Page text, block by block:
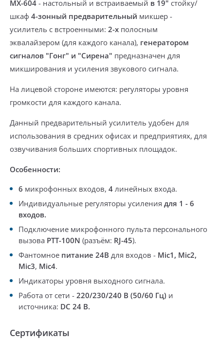
MX-604 - настольный и встраиваемый в 19" стойку/
шкаф 4-зонный предварительный микшер -
усилитель с встроенными: 2-х полосным
эквалайзером (для каждого канала), генератором
сигналов "Гонг" и "Сирена" предназначен для
микширования и усиления звукового сигнала.
На лицевой стороне имеются: регуляторы уровня
громкости для каждого канала.
Данный предварительный усилитель удобен для
использования в средних офисах и предприятиях, для
озвучивания больших спортивных площадок.
Особенности:
6 микрофонных входов, 4 линейных входа.
Индивидуальные регуляторы усиления для 1 - 6
входов.
Подключение микрофонного пульта персонального
вызова PTT-100N (разъём: RJ-45).
Фантомное питание 24В для входов - Mic1, Mic2,
Mic3, Mic4.
Индикаторы уровня выходного сигнала.
Работа от сети - 220/230/240 В (50/60 Гц) и
источника: DC 24 В.
Сертификаты